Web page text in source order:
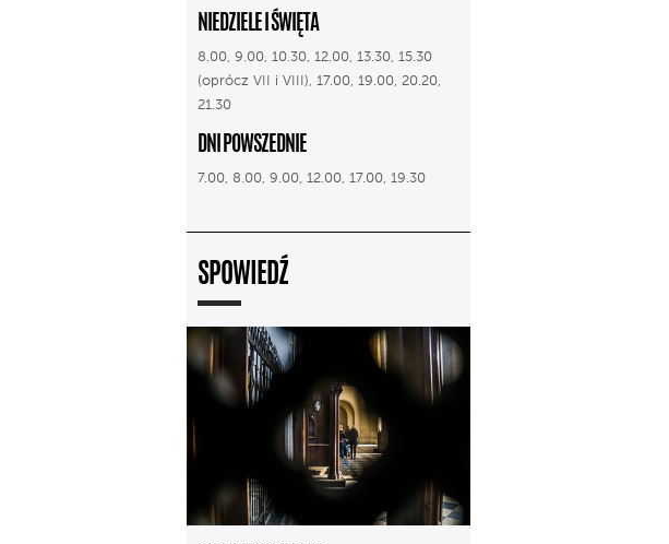
NIEDZIELE I ŚWIĘTA
8.00, 9.00, 10.30, 12.00, 13.30, 15.30
(oprócz VII i VIII), 17.00, 19.00, 20.20,
21.30
DNI POWSZEDNIE
7.00, 8.00, 9.00, 12.00, 17.00, 19.30
SPOWIEDŹ